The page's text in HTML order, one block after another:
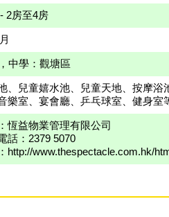
2房至4房
中學：觀塘區
、兒童嬉水池、兒童天地、按摩浴
樂室、宴會廳、乒乓球室、健身室
恆益物業管理有限公司
話：2379 5070
http://www.thespectacle.com.hk/